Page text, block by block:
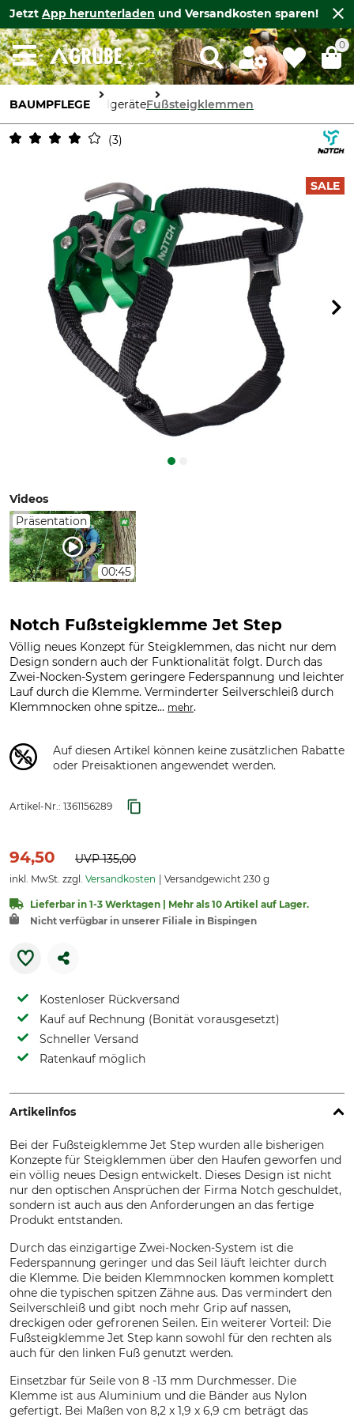
Jetzt App herunterladen und Versandkosten sparen!
0
BAUMPFLEGE SeilgeräteFußsteigklemmen
3
Videos
Präsentation
00:45
SALE
Notch Fußsteigklemme Jet Step
Völlig neues Konzept für Steigklemmen, das nicht nur dem
Design sondern auch der Funktionalität folgt. Durch das
Zwei-Nocken-System geringere Federspannung und leichter
Lauf durch die Klemme. Verminderter Seilverschleiß durch
Klemmnocken ohne spitze... mehr.
Auf diesen Artikel können keine zusätzlichen Rabatte
oder Preisaktionen angewendet werden.
Artikel-Nr.: 1361156289
94,50 UVP135,00
inkl. MwSt. zzgl. Versandkosten Versandgewicht 230 g
Lieferbar in 1-3 Werktagen | Mehr als 10 Artikel auf Lager.
Nicht verfügbar in unserer Filiale in Bispingen
Kostenloser Rückversand
Kauf auf Rechnung (Bonität vorausgesetzt)
Schneller Versand
Ratenkauf möglich
Artikelinfos
Bei der Fußsteigklemme Jet Step wurden alle bisherigen
Konzepte für Steigklemmen über den Haufen geworfen und
ein völlig neues Design entwickelt. Dieses Design ist nicht
nur den optischen Ansprüchen der Firma Notch geschuldet,
sondern ist auch aus den Anforderungen an das fertige
Produkt entstanden.
Durch das einzigartige Zwei-Nocken-System ist die
Federspannung geringer und das Seil läuft leichter durch
die Klemme. Die beiden Klemmnocken kommen komplett
ohne die typischen spitzen Zähne aus. Das vermindert den
Seilverschleiß und gibt noch mehr Grip auf nassen,
dreckigen oder gefrorenen Seilen. Ein weiterer Vorteil: Die
Fußsteigklemme Jet Step kann sowohl für den rechten als
auch für den linken Fuß genutzt werden.
Einsetzbar für Seile von 8 -13 mm Durchmesser. Die
Klemme ist aus Aluminium und die Bänder aus Nylon
gefertigt. Bei Maßen von 8,2 x 1,9 x 6,9 cm beträgt das